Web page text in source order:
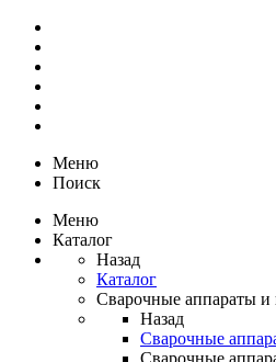
Меню
Поиск
Меню
Каталог
Назад
Каталог
Сварочные аппараты и
Назад
Сварочные
Сварочные